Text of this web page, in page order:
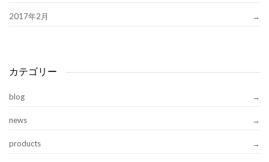
2017年2月
カテゴリー
blog
news
products